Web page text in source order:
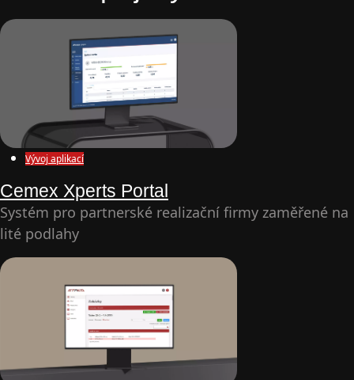
Vývoj aplikací
Cemex Xperts Portal
Systém pro partnerské realizační firmy zaměřené na
lité podlahy